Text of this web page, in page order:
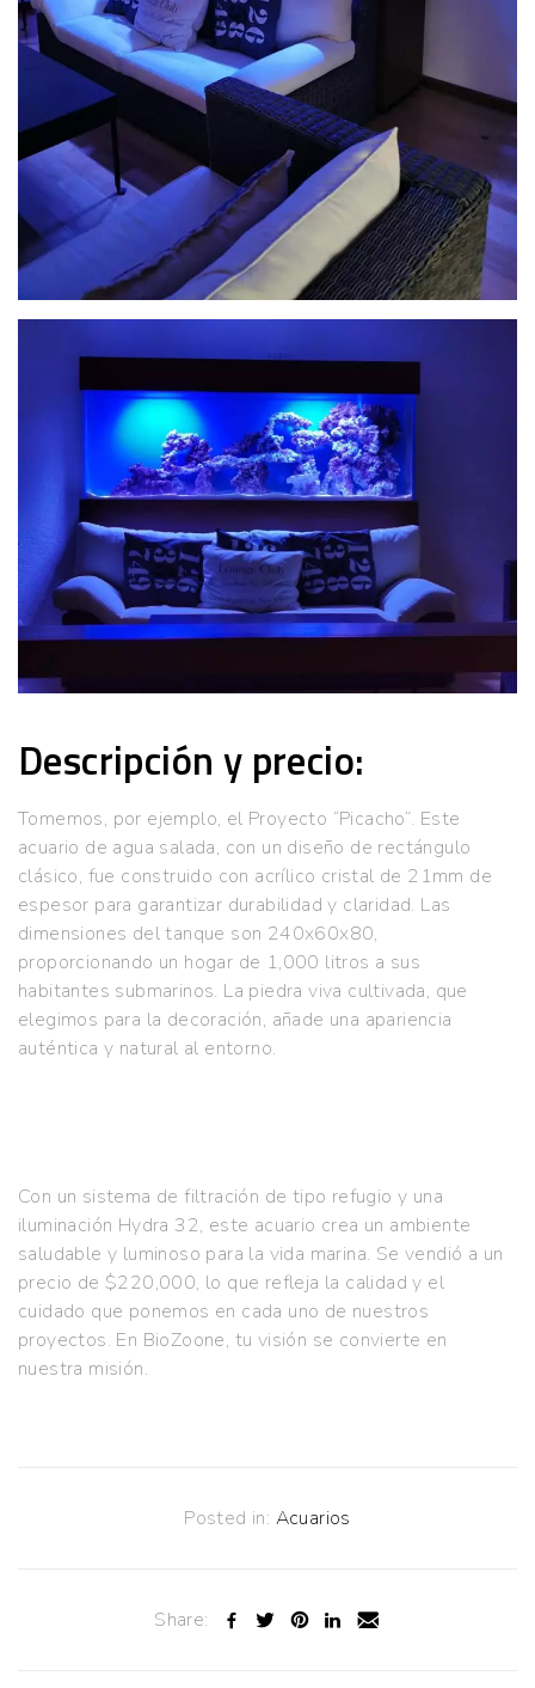
Descripción y precio:
Tomemos, por ejemplo, el Proyecto “Picacho”. Este
acuario de agua salada, con un diseño de rectángulo
clásico, fue construido con acrílico cristal de 21mm de
espesor para garantizar durabilidad y claridad. Las
dimensiones del tanque son 240x60x80,
proporcionando un hogar de 1,000 litros a sus
habitantes submarinos. La piedra viva cultivada, que
elegimos para la decoración, añade una apariencia
auténtica y natural al entorno.
Con un sistema de filtración de tipo refugio y una
iluminación Hydra 32, este acuario crea un ambiente
saludable y luminoso para la vida marina. Se vendió a un
precio de $220,000, lo que refleja la calidad y el
cuidado que ponemos en cada uno de nuestros
proyectos. En BioZoone, tu visión se convierte en
nuestra misión.
Posted in: Acuarios
Share: